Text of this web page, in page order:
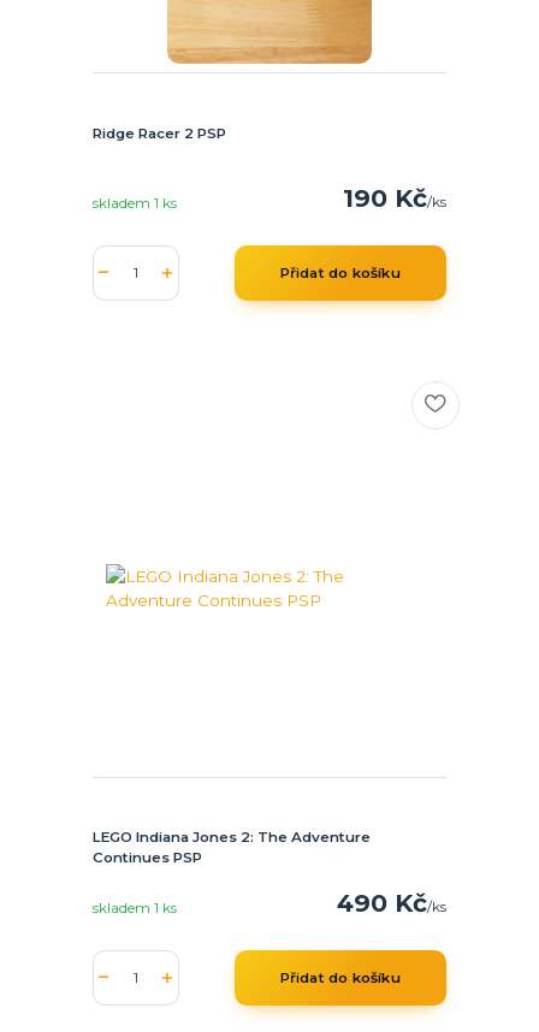
Ridge Racer 2 PSP
190 Kč/ks
skladem 1 ks
Přidat do košíku
LEGO Indiana Jones 2: The Adventure
Continues PSP
490 Kč/ks
skladem 1 ks
Přidat do košíku